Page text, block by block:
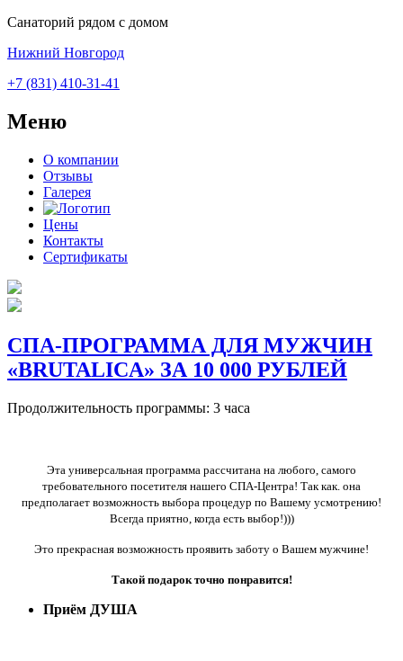
Санаторий рядом с домом
Нижний Новгород
+7 (831) 410-31-41
Меню
О компании
Отзывы
Галерея
Цены
Контакты
Сертификаты
СПА-ПРОГРАММА ДЛЯ МУЖЧИН
«BRUTALICA» ЗА 10 000 РУБЛЕЙ
Продолжительность программы: 3 часа
Эта универсальная программа рассчитана на любого, самого
требовательного посетителя нашего СПА-Центра! Так как. она
предполагает возможность выбора процедур по Вашему усмотрению!
Всегда приятно, когда есть выбор!)))
Это прекрасная возможность проявить заботу о Вашем мужчине!
Такой подарок точно понравится!
Приём ДУША